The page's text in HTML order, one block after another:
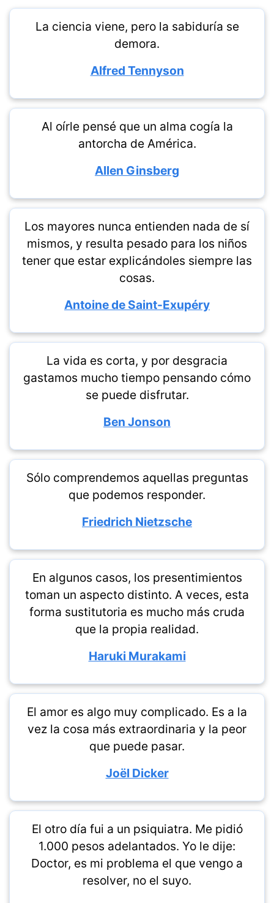
La ciencia viene, pero la sabiduría se
demora.
Alfred Tennyson
Al oírle pensé que un alma cogía la
antorcha de América.
Allen Ginsberg
Los mayores nunca entienden nada de sí
mismos, y resulta pesado para los niños
tener que estar explicándoles siempre las
cosas.
Antoine de Saint-Exupéry
La vida es corta, y por desgracia
gastamos mucho tiempo pensando cómo
se puede disfrutar.
Ben Jonson
Sólo comprendemos aquellas preguntas
que podemos responder.
Friedrich Nietzsche
En algunos casos, los presentimientos
toman un aspecto distinto. A veces, esta
forma sustitutoria es mucho más cruda
que la propia realidad.
Haruki Murakami
El amor es algo muy complicado. Es a la
vez la cosa más extraordinaria y la peor
que puede pasar.
Joël Dicker
El otro día fui a un psiquiatra. Me pidió
1.000 pesos adelantados. Yo le dije:
Doctor, es mi problema el que vengo a
resolver, no el suyo.